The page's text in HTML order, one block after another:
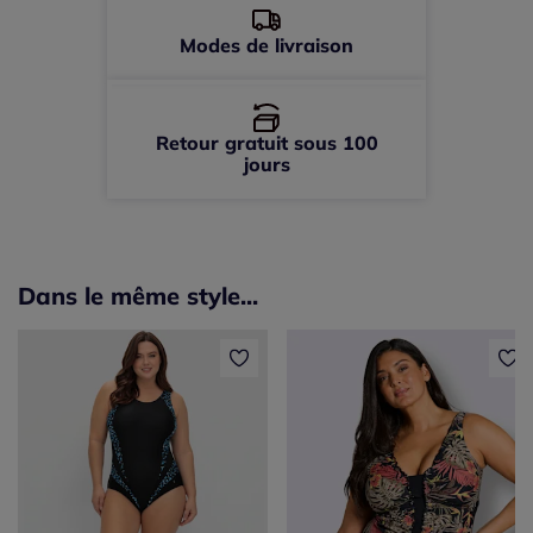
Modes de livraison
Retour gratuit sous 100
jours
Dans le même style...